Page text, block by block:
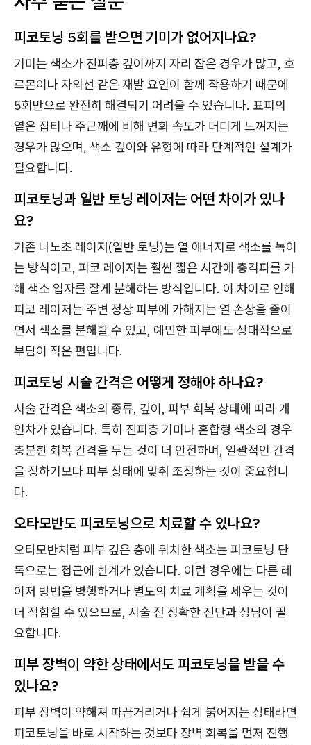
피코토닝 5회를 받으면 기미가 없어지나요?
기미는 색소가 진피층 깊이까지 자리 잡은 경우가 많고, 호
르몬이나 자외선 같은 재발 요인이 함께 작용하기 때문에
5회만으로 완전히 해결되기 어려울 수 있습니다. 표피의
옅은 잡티나 주근깨에 비해 변화 속도가 더디게 느껴지는
경우가 많으며, 색소 깊이와 유형에 따라 단계적인 설계가
필요합니다.
피코토닝과 일반 토닝 레이저는 어떤 차이가 있나
요?
기존 나노초 레이저(일반 토닝)는 열 에너지로 색소를 녹이
는 방식이고, 피코 레이저는 훨씬 짧은 시간에 충격파를 가
해 색소 입자를 잘게 분해하는 방식입니다. 이 차이로 인해
피코 레이저는 주변 정상 피부에 가해지는 열 손상을 줄이
면서 색소를 분해할 수 있고, 예민한 피부에도 상대적으로
부담이 적은 편입니다.
피코토닝 시술 간격은 어떻게 정해야 하나요?
시술 간격은 색소의 종류, 깊이, 피부 회복 상태에 따라 개
인차가 있습니다. 특히 진피층 기미나 혼합형 색소의 경우
충분한 회복 간격을 두는 것이 더 안전하며, 일괄적인 간격
을 정하기보다 피부 상태에 맞춰 조정하는 것이 중요합니
다.
오타모반도 피코토닝으로 치료할 수 있나요?
오타모반처럼 피부 깊은 층에 위치한 색소는 피코토닝 단
독으로는 접근에 한계가 있습니다. 이런 경우에는 다른 레
이저 방법을 병행하거나 별도의 치료 계획을 세우는 것이
더 적합할 수 있으므로, 시술 전 정확한 진단과 상담이 필
요합니다.
피부 장벽이 약한 상태에서도 피코토닝을 받을 수
있나요?
피부 장벽이 약해져 따끔거리거나 쉽게 붉어지는 상태라면
피코토닝을 바로 시작하는 것보다 장벽 회복을 먼저 진행